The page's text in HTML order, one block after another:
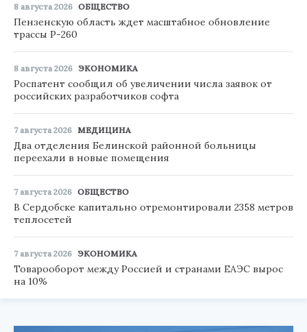
8 августа 2026 ОБЩЕСТВО
Пензенскую область ждет масштабное обновление
трассы Р-260
8 августа 2026 ЭКОНОМИКА
Роспатент сообщил об увеличении числа заявок от
российских разработчиков софта
7 августа 2026 МЕДИЦИНА
Два отделения Белинской районной больницы
переехали в новые помещения
7 августа 2026 ОБЩЕСТВО
В Сердобске капитально отремонтировали 2358 метров
теплосетей
7 августа 2026 ЭКОНОМИКА
Товарооборот между Россией и странами ЕАЭС вырос
на 10%